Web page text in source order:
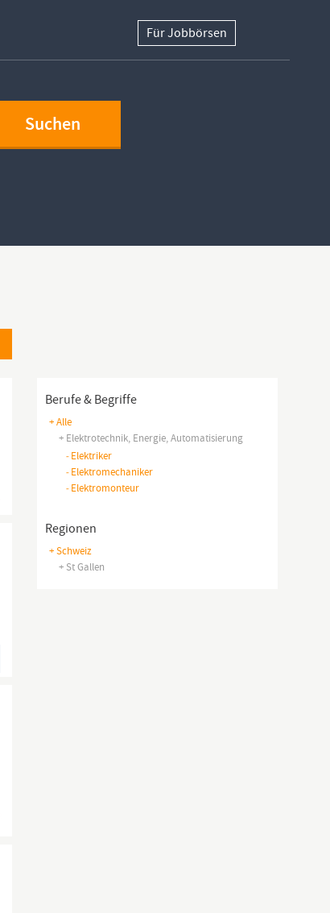
Für Jobbörsen
Berufe & Begriffe
+ Alle
+ Elektrotechnik, Energie, Automatisierung
-Elektriker
-Elektromechaniker
-Elektromonteur
Regionen
+ Schweiz
+ St Gallen